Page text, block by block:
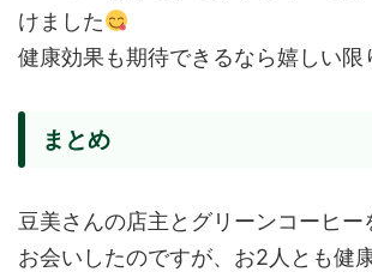
けました
健康効果も期待できるなら嬉しい限
まとめ
豆美さんの店主とグリーンコーヒー
お会いしたのですが、お2人とも健